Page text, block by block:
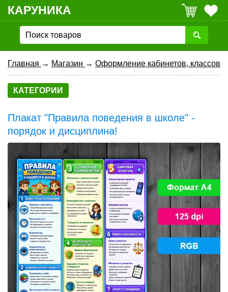
КАРУНИКА
Главная → Магазин → Оформление кабинетов, классов
КАТЕГОРИИ
Плакат "Правила поведения в школе" -
порядок и дисциплина!